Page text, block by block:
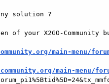
solution ?
of your X2GO-
main-menu/
main-menu/